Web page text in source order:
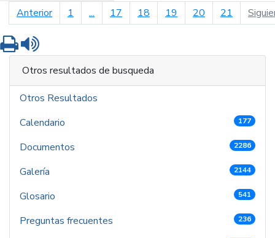
Anteriorpágina anterior
1 ... 17 18 19 20 21
Imprimir
Otros resultados de busqueda
Otros Resultados
Calendario
177
Documentos 2286
Galería 2144
Glosario 541
Preguntas frecuentes 236